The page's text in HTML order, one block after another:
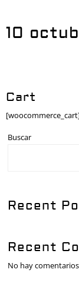
10
Cart
Buscar
Recent
Recent
No hay